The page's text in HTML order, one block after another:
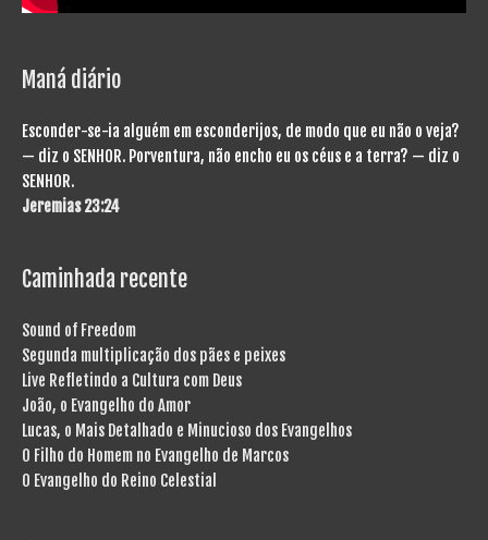
Maná diário
Esconder-se-ia alguém em esconderijos, de modo que eu não o veja?
— diz o SENHOR. Porventura, não encho eu os céus e a terra? — diz o
SENHOR.
Jeremias 23:24
Caminhada recente
Sound of Freedom
Segunda multiplicação dos pães e peixes
Live Refletindo a Cultura com Deus
João, o Evangelho do Amor
Lucas, o Mais Detalhado e Minucioso dos Evangelhos
O Filho do Homem no Evangelho de Marcos
O Evangelho do Reino Celestial